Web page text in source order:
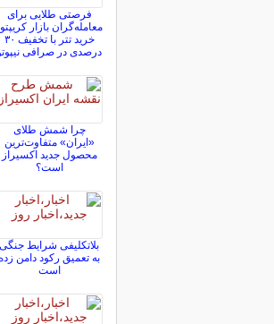
فرصتی طلایی برای
معامله‌گران بازار
خرید تتر با تخفیف ۳۰
درصدی در صرافی
چرا شمش طلای
«ایران» متفاوت‌ترین
محصول جدید اکسیراز
است؟
بلاتکلیفی‌ شرایط جنگی
به تعمیق رکود دامن
است